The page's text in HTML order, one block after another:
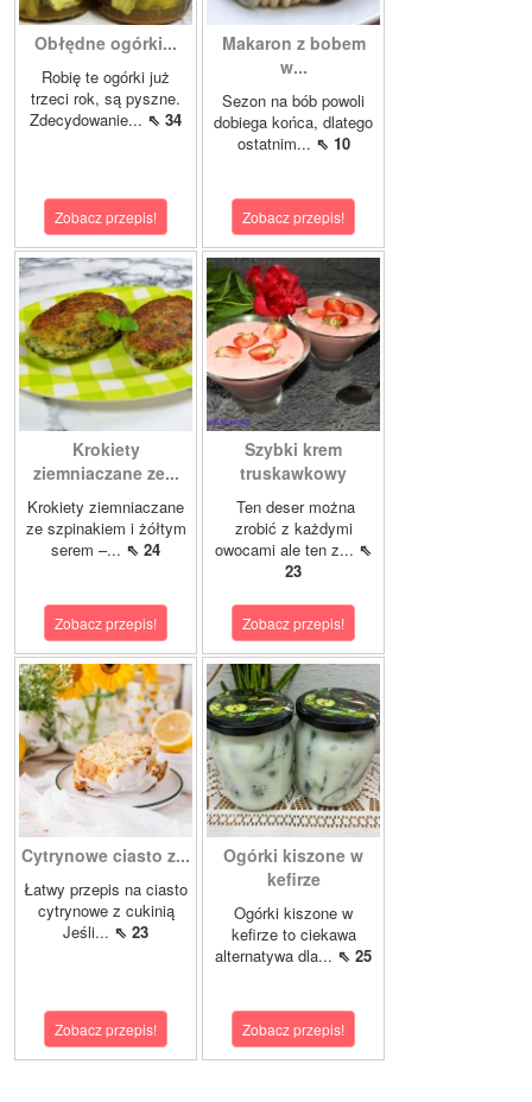
Obłędne ogórki...
Robię te ogórki już
trzeci rok, są pyszne.
Zdecydowanie... ⇖ 34
Zobacz przepis!
Makaron z bobem
w...
Sezon na bób powoli
dobiega końca, dlatego
ostatnim... ⇖ 10
Zobacz przepis!
Krokiety
ziemniaczane ze...
Krokiety ziemniaczane
ze szpinakiem i żółtym
serem –... ⇖ 24
Zobacz przepis!
Szybki krem
truskawkowy
Ten deser można
zrobić z każdymi
owocami ale ten z... ⇖
23
Zobacz przepis!
Cytrynowe ciasto z...
Łatwy przepis na ciasto
cytrynowe z cukinią
Jeśli... ⇖ 23
Zobacz przepis!
Ogórki kiszone w
kefirze
Ogórki kiszone w
kefirze to ciekawa
alternatywa dla... ⇖ 25
Zobacz przepis!